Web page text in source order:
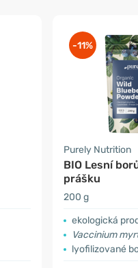
-11%
Purely Nutrition
BIO Lesní
prášku
200 g
ekologická
Vaccinium
lyofilizované